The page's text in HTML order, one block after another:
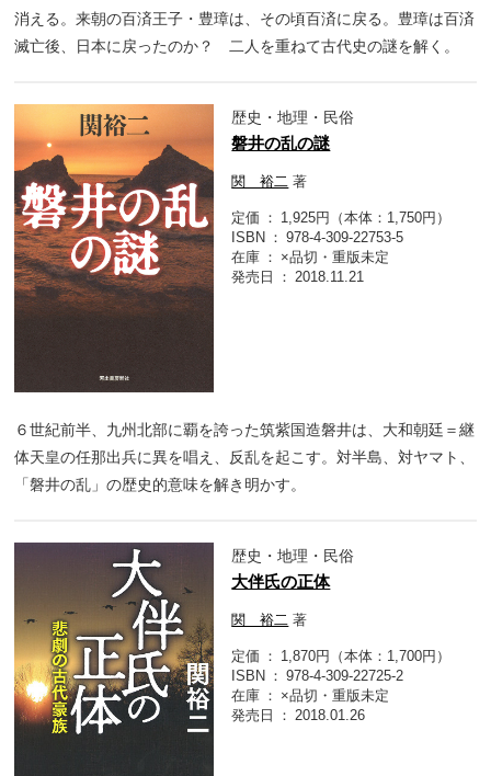
消える。来朝の百済王子・豊璋は、その頃百済に戻る。豊璋は百済
滅亡後、日本に戻ったのか？ 二人を重ねて古代史の謎を解く。
歴史・地理・民俗
磐井の乱の謎
関 裕二 著
定価
1,925円（本体：1,750円）
ISBN
978-4-309-22753-5
在庫
×品切・重版未定
発売日
2018.11.21
６世紀前半、九州北部に覇を誇った筑紫国造磐井は、大和朝廷＝継
体天皇の任那出兵に異を唱え、反乱を起こす。対半島、対ヤマト、
「磐井の乱」の歴史的意味を解き明かす。
歴史・地理・民俗
大伴氏の正体
関 裕二 著
定価
1,870円（本体：1,700円）
ISBN
978-4-309-22725-2
在庫
×品切・重版未定
発売日
2018.01.26